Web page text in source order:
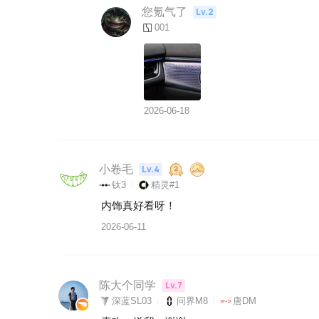
您氪气了 Lv.2
001
2026-06-18
小卷毛 Lv.4
钛3 精灵#1
内饰真好看呀！
2026-06-11
陈大个同学 Lv.7
深蓝SL03 问界M8 唐DM